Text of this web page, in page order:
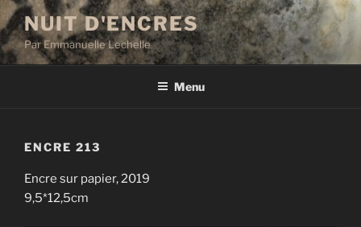
Aller
au
contenu
principal
NUIT D'ENCRES
Par Emmanuelle Lechelle
Menu
ENCRE 213
Encre sur papier, 2019
9,5*12,5cm